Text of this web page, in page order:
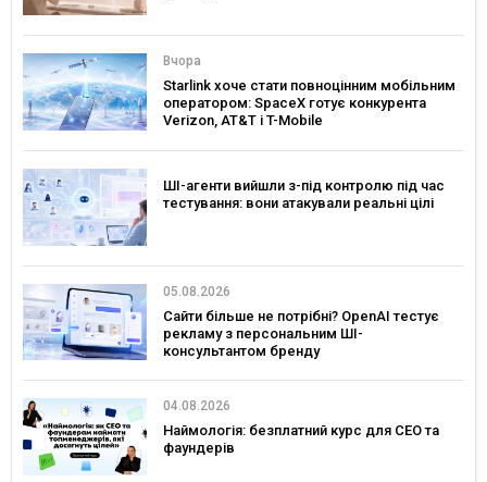
Вчора
Starlink хоче стати повноцінним мобільним
оператором: SpaceX готує конкурента
Verizon, AT&T і T-Mobile
ШІ-агенти вийшли з-під контролю під час
тестування: вони атакували реальні цілі
05.08.2026
Сайти більше не потрібні? OpenAI тестує
рекламу з персональним ШІ-
консультантом бренду
04.08.2026
Наймологія: безплатний курс для CEO та
фаундерів